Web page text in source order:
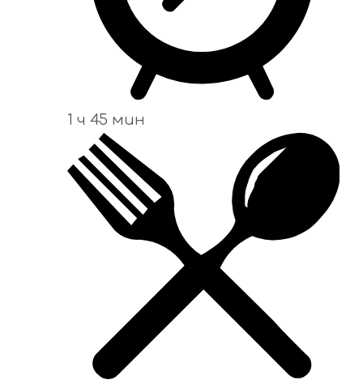
1 ч 45 мин